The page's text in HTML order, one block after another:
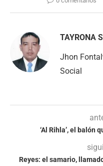
TAYRONA
Jhon
Social
‘Al Rihla’, el balón
Reyes: el samario,